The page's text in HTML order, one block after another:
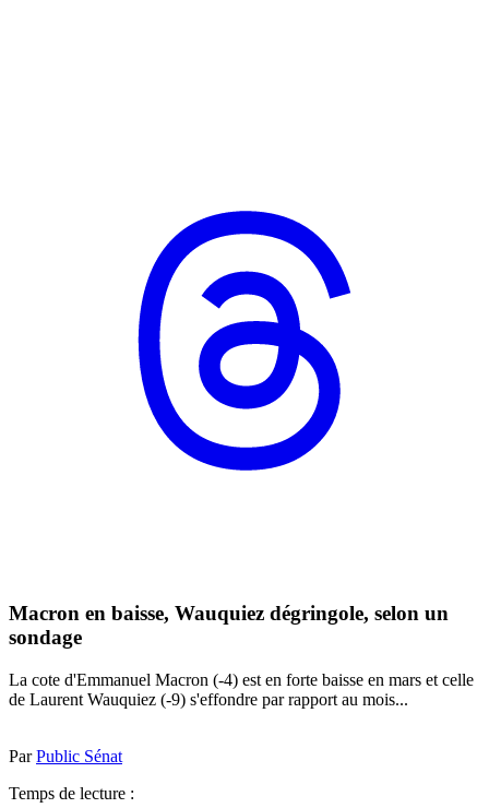
Macron en baisse, Wauquiez dégringole, selon un
sondage
La cote d'Emmanuel Macron (-4) est en forte baisse en mars et celle
de Laurent Wauquiez (-9) s'effondre par rapport au mois...
ParPublic Sénat
Temps de lecture :